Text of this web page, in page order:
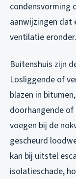
condensvorming
aanwijzingen dat
ventilatie eronder.
Buitenshuis zijn
Losliggende of
blazen in
doorhangende
voegen bij de
gescheurd
kan bij uitstel
isolatieschade,